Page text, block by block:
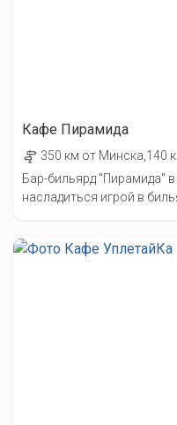
Кафе Пирамида
350 км от Минска,140
Бар-бильярд "Пирамида"
насладиться игрой в